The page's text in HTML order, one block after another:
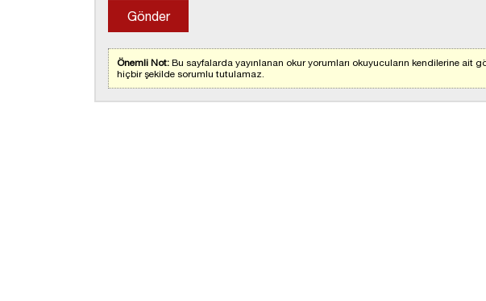
Önemli Not: Bu sayfalarda yayınlanan okur yorumları okuyucuların kendilerine ait
hiçbir şekilde sorumlu tutulamaz.